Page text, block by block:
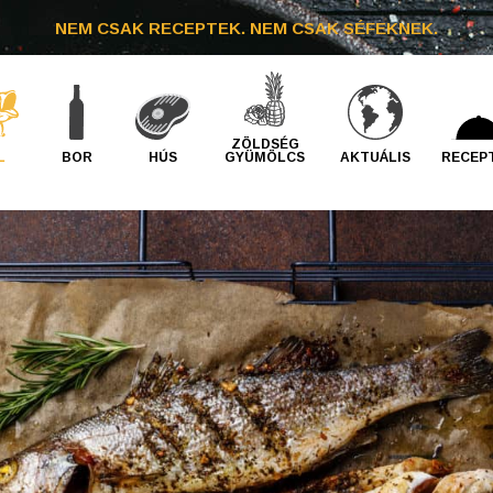
NEM CSAK RECEPTEK. NEM CSAK SÉFEKNEK.
BOR HÚS
ZÖLDSÉG
GYÜMÖLCS
AKTUÁLIS